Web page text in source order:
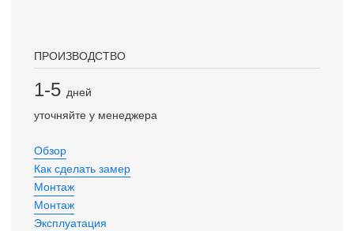
ПРОИЗВОДСТВО
1-5дней
уточняйте у менеджера
Обзор
Как сделать замер
Монтаж
Монтаж
Эксплуатация